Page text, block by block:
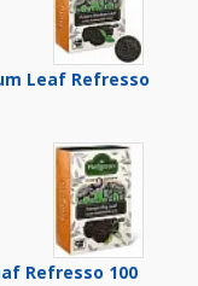
Leaf Refresso
Refresso 100